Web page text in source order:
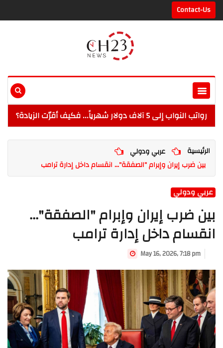
Contact-Us
رواتب النواب إلى 5 آلاف دولار شهرياً... فكيف أقرّت الزيادة؟
الرئيسية
عربي ودولي
بين ضرب إيران وإبرام "الصفقة"... انقسام داخل إدارة ترامب
عربي ودولي
بين ضرب إيران وإبرام "الصفقة"...
انقسام داخل إدارة ترامب
May 16, 2026, 7:18 pm